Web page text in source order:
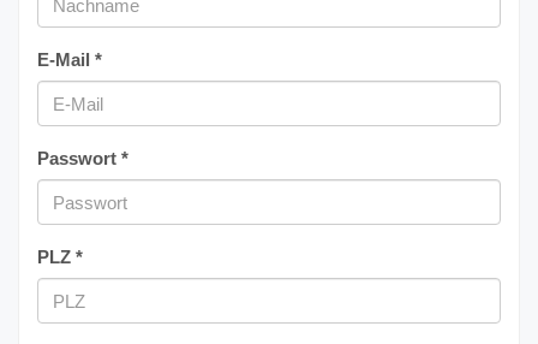
E-Mail *
Passwort *
PLZ *